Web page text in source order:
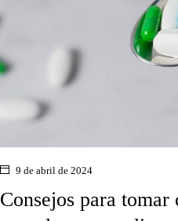
9 de abril de 2024
Consejos para